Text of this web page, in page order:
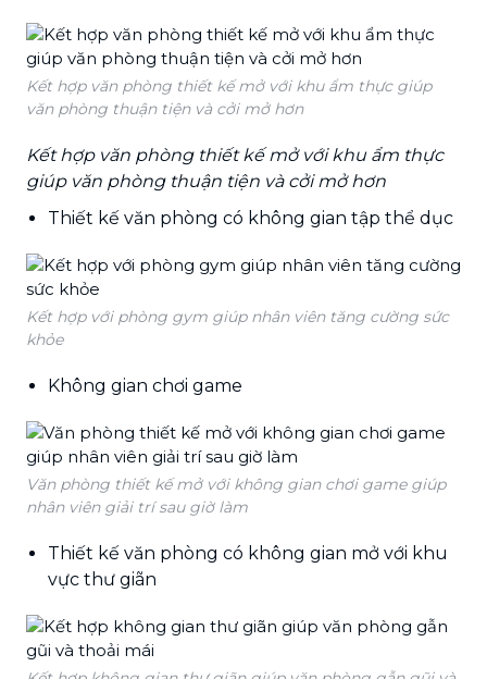
Kết hợp văn phòng thiết kế mở với khu ẩm thực giúp
văn phòng thuận tiện và cởi mở hơn
Kết hợp văn phòng thiết kế mở với khu ẩm thực
giúp văn phòng thuận tiện và cởi mở hơn
Thiết kế văn phòng có không gian tập thể dục
Kết hợp với phòng gym giúp nhân viên tăng cường sức
khỏe
Không gian chơi game
Văn phòng thiết kế mở với không gian chơi game giúp
nhân viên giải trí sau giờ làm
Thiết kế văn phòng có không gian mở với khu
vực thư giãn